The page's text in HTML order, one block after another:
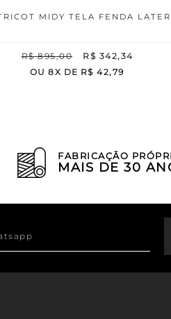
MIDY TELA FENDA
R$ 895,00 R$ 342,34
OU8X DE R$ 42,79
FABRICAÇÃO
MAIS DE 30